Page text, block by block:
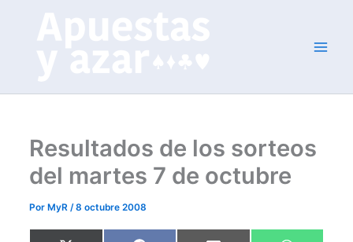
Resultados de los sorteos
del martes 7 de octubre
Por MyR/8 octubre 2008